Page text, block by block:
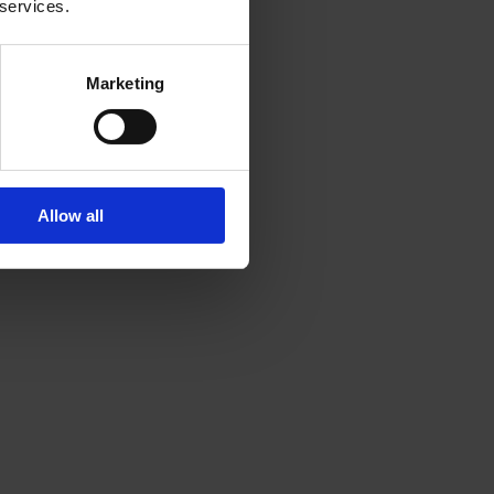
Marketing
Allow all